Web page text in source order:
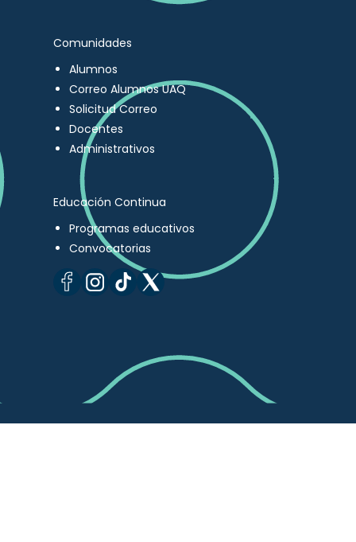
Comunidades
Alumnos
Correo Alumnos UAQ
Solicitud Correo
Docentes
Administrativos
Educación Continua
Programas educativos
Convocatorias